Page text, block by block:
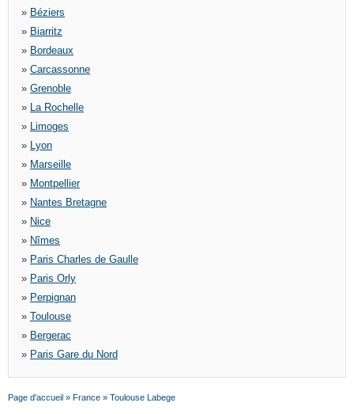
» Béziers
» Biarritz
» Bordeaux
» Carcassonne
» Grenoble
» La Rochelle
» Limoges
» Lyon
» Marseille
» Montpellier
» Nantes Bretagne
» Nice
» Nîmes
» Paris Charles de Gaulle
» Paris Orly
» Perpignan
» Toulouse
» Bergerac
» Paris Gare du Nord
Page d'accueil » France » Toulouse Labege